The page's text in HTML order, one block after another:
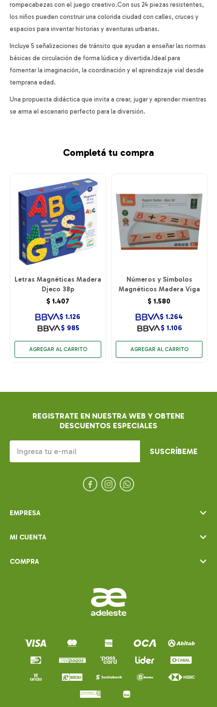
rompecabezas con el juego creativo.Con sus 24 piezas resistentes,
los niños pueden construir una colorida ciudad con calles, cruces y
espacios para inventar historias y aventuras urbanas.
Incluye 5 señalizaciones de tránsito que ayudan a enseñar las normas
básicas de circulación de forma lúdica y divertida.Ideal para
fomentar la imaginación, la coordinación y el aprendizaje vial desde
temprana edad.
Una propuesta didáctica que invita a crear, jugar y aprender mientras
se arma el escenario perfecto para la diversión.
Completá tu compra
Letras Magnéticas Madera
Djeco 38p
$ 1.407
$ 985
$ 1.126
Números y Símbolos
Magnéticos Madera Viga
$ 1.580
$ 1.106
$ 1.264
EMPRESA
MI CUENTA
COMPRA
REGISTRATE EN NUESTRA WEB Y OBTENE
DESCUENTOS ESPECIALES
SUSCRÍBEME
  